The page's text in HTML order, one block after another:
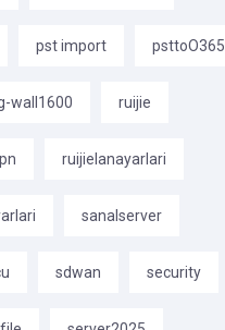
pst import psttoO365
wall1600 ruijie
ruijielanayarlari
sanalserver
sdwan security